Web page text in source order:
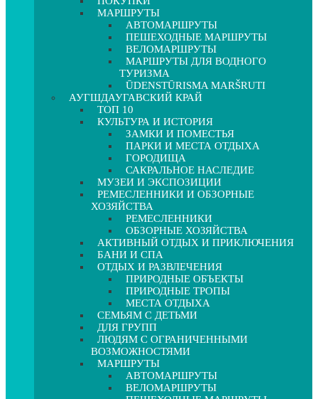
МАРШРУТЫ
АВТОМАРШРУТЫ
ПЕШЕХОДНЫЕ МАРШРУТЫ
ВЕЛОМАРШРУТЫ
МАРШРУТЫ ДЛЯ ВОДНОГО
ТУРИЗМА
ŪDENSTŪRISMA MARŠRUTI
АУГШДАУГАВСКИЙ КРАЙ
ТОП 10
КУЛЬТУРА И ИСТОРИЯ
ЗАМКИ И ПОМЕСТЬЯ
ПАРКИ И МЕСТА ОТДЫХА
ГОРОДИЩА
САКРАЛЬНОЕ НАСЛЕДИЕ
МУЗЕИ И ЭКСПОЗИЦИИ
РЕМЕСЛЕННИКИ И ОБЗОРНЫЕ
ХОЗЯЙСТВА
РЕМЕСЛЕННИКИ
ОБЗОРНЫЕ ХОЗЯЙСТВА
АКТИВНЫЙ ОТДЫХ И ПРИКЛЮЧЕНИЯ
БАНИ И СПА
ОТДЫХ И РАЗВЛЕЧЕНИЯ
ПРИРОДНЫЕ ОБЪЕКТЫ
ПРИРОДНЫЕ ТРОПЫ
МЕСТА ОТДЫХА
СЕМЬЯМ С ДЕТЬМИ
ДЛЯ ГРУПП
ЛЮДЯМ С ОГРАНИЧЕННЫМИ
ВОЗМОЖНОСТЯМИ
МАРШРУТЫ
АВТОМАРШРУТЫ
ВЕЛОМАРШРУТЫ